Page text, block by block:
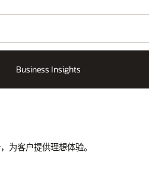
Business Insights
为客户提供理想体验。